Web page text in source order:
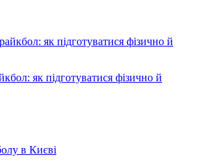
як підготуватися фізично й